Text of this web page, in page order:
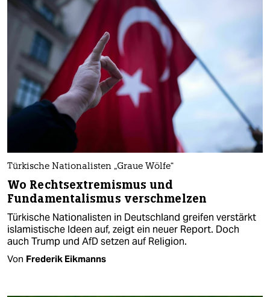
Türkische Nationalisten „Graue Wölfe“
Wo Rechtsextremismus und
Fundamentalismus verschmelzen
Türkische Nationalisten in Deutschland greifen verstärkt
islamistische Ideen auf, zeigt ein neuer Report. Doch
auch Trump und AfD setzen auf Religion.
Von Frederik Eikmanns